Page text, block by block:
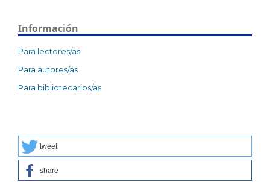
Información
Para lectores/as
Para autores/as
Para bibliotecarios/as
tweet
share